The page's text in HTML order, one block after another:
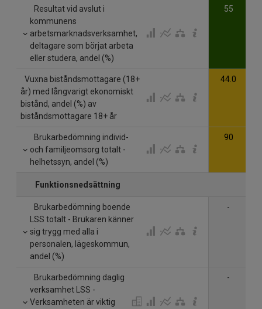
Resultat vid avslut i
kommunens
arbetsmarknadsverksamhet,
deltagare som börjat arbeta
eller studera, andel (%)
55
Vuxna biståndsmottagare (18+
år) med långvarigt ekonomiskt
bistånd, andel (%) av
biståndsmottagare 18+ år
44.0
Brukarbedömning individ-
och familjeomsorg totalt -
helhetssyn, andel (%)
90
Funktionsnedsättning
Brukarbedömning boende
LSS totalt - Brukaren känner
sig trygg med alla i
personalen, lägeskommun,
andel (%)
-
Brukarbedömning daglig
verksamhet LSS -
Verksamheten är viktig
-